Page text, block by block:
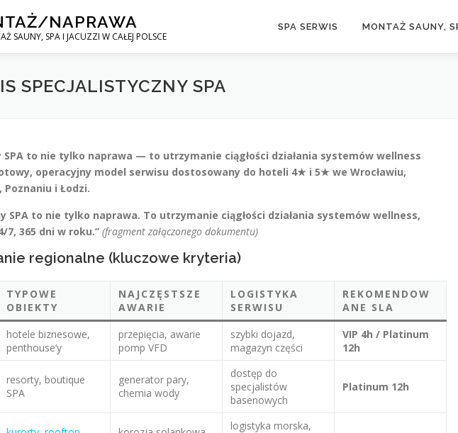
NAPRAWA
SAUNY, SPA I JACUZZI W CAŁEJ POLSCE
SPA SERWIS MONTAŻ SAUNY,
SPECJALISTYCZNY SPA
to nie tylko naprawa — to utrzymanie ciągłości działania systemów wellness
operacyjny model serwisu dostosowany do hoteli 4★ i 5★ we Wrocławiu,
i Łodzi.
SPA to nie tylko naprawa. To utrzymanie ciągłości działania systemów wellness,
7, 365 dni w roku.” (fragment załączonego dokumentu)
regionalne (kluczowe kryteria)
TYPOWE
OBIEKTY
NAJCZĘSTSZE
AWARIE
LOGISTYKA
SERWISU
REKOMENDOW
ANE SLA
hotele biznesowe,
penthouse’y
przepięcia, awarie
pomp VFD
szybki dojazd,
magazyn części
VIP 4h / Platinum
12h
resorty, boutique
SPA
generator pary,
chemia wody
dostęp do
specjalistów
basenowych
Platinum 12h
logistyka morska,